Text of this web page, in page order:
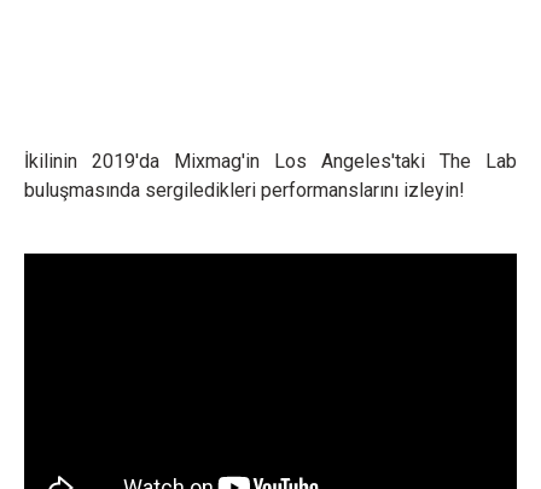
İkilinin 2019'da Mixmag'in Los Angeles'taki The Lab
buluşmasında sergiledikleri performanslarını izleyin!